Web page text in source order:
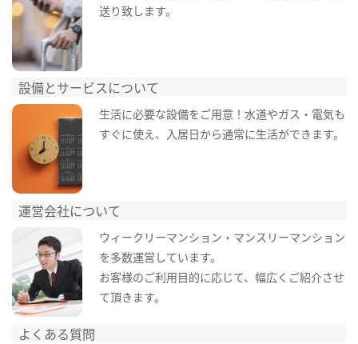
送り致します。
設備とサービスについて
生活に必要な設備をご用意！水道やガス・電気も
すぐに使え、入居日から通常に生活ができます。
運営会社について
ウィークリーマンション・マンスリーマンション
を多数運営しています。
お客様のご利用目的に応じて、幅広くご紹介させ
て頂きます。
よくある質問